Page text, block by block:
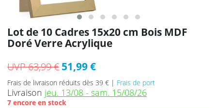
Lot de 10 Cadres 15x20 cm Bois MDF
Doré Verre Acrylique
UVP 63,99 € 51,99 €
Frais de livraison réduits dès 39 € | Frais de port
Livraison jeu. 13/08 - sam. 15/08/26
7 encore en stock